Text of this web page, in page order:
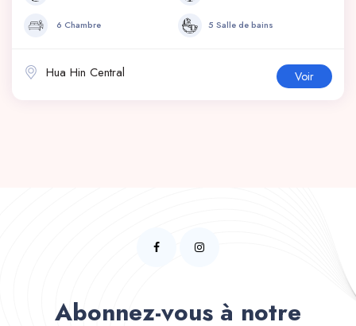
6 Chambre 5 Salle de bains
Hua Hin Central Voir
Abonnez-vous à notre